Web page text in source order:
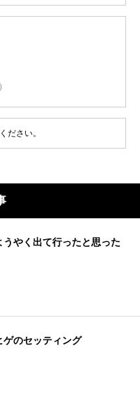
ださい。
うやく出て行ったと思った
ゲのセッティング